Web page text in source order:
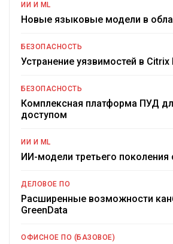
ИИ И ML
Новые языковые модели в
БЕЗОПАСНОСТЬ
Устранение уязвимостей в Citrix
БЕЗОПАСНОСТЬ
Комплексная платформа ПУД
доступом
ИИ И ML
ИИ-модели третьего поколения
ДЕЛОВОЕ ПО
Расширенные возможности
GreenData
ОФИСНОЕ ПО (БАЗОВОЕ)